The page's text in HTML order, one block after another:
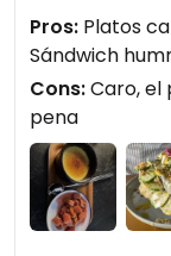
Updated from
Pros: Platos
Sándwich
Cons:Caro, el
pena